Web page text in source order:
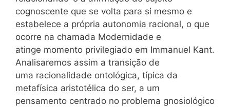
cognoscente que se volta para si mesmo e
estabelece a própria autonomia racional, o que
ocorre na chamada Modernidade e
atinge momento privilegiado em Immanuel Kant.
Analisaremos assim a transição de
uma racionalidade ontológica, típica da
metafísica aristotélica do ser, a um
pensamento centrado no problema gnosiológico